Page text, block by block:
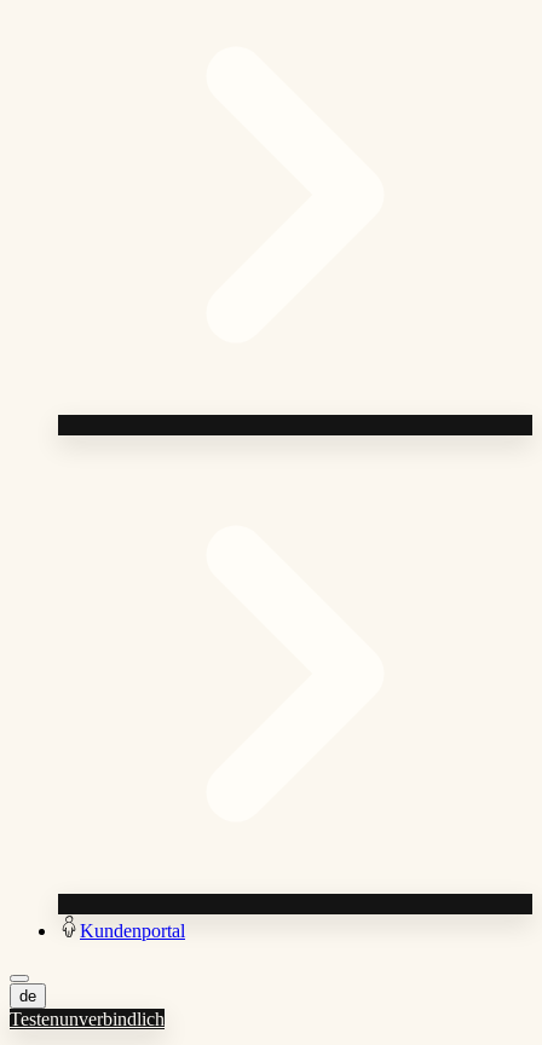
Kundenportal
de
Testenunverbindlich